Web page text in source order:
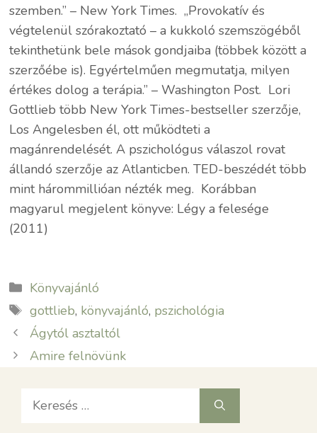
szemben.” – New York Times. „Provokatív és
végtelenül szórakoztató – a kukkoló szemszögéből
tekinthetünk bele mások gondjaiba (többek között a
szerzőébe is). Egyértelműen megmutatja, milyen
értékes dolog a terápia.” – Washington Post. Lori
Gottlieb több New York Times-bestseller szerzője,
Los Angelesben él, ott működteti a
magánrendelését. A pszichológus válaszol rovat
állandó szerzője az Atlanticben. TED-beszédét több
mint hárommillióan nézték meg. Korábban
magyarul megjelent könyve: Légy a felesége
(2011)
Kategória
Könyvajánló
Címkék
gottlieb, könyvajánló, pszichológia
Ágytól asztaltól
Amire felnövünk
Keresés: